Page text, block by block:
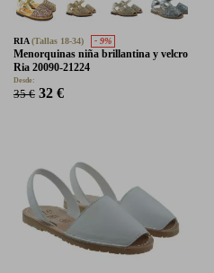
RIA(Tallas 18-34) - 9%
Menorquinas niña brillantina y velcro
Ria 20090-21224
Desde:
35 € 32 €